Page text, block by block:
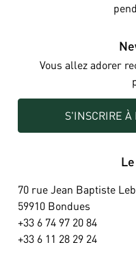
Vous allez adorer
S'INSCRIRE À
70 rue Jean Baptiste
59910 Bondues
+33 6 74 97 20 84
+33 6 11 28 29 24